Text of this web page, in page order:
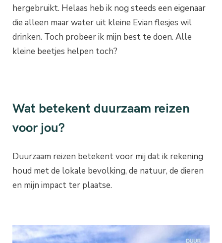
hergebruikt. Helaas heb ik nog steeds een eigenaar
die alleen maar water uit kleine Evian flesjes wil
drinken. Toch probeer ik mijn best te doen. Alle
kleine beetjes helpen toch?
Wat betekent duurzaam reizen
voor jou?
Duurzaam reizen betekent voor mij dat ik rekening
houd met de lokale bevolking, de natuur, de dieren
en mijn impact ter plaatse.